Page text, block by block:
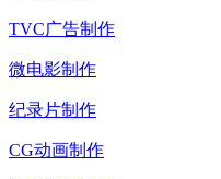
TVC广告制作
微电影制作
纪录片制作
CG动画制作